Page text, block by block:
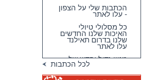
הכתבות שלי על הצפון
- עלו לאתר
כל מסלולי טיולי
האיכות שלנו החדשים
שלנו בדרום תאילנד
עלו לאתר
מגוון גדול וחדש של
טיולי האיכות שלנולכל הכתבות